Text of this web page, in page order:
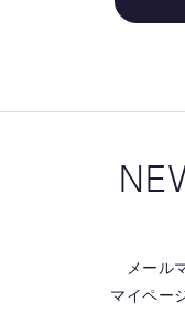
メール
マイペー